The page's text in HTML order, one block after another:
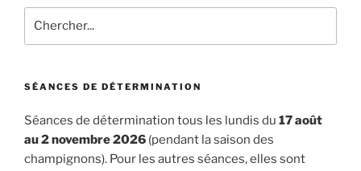
SÉANCES DE DÉTERMINATION
Séances de détermination tous les lundis du 17 août
au 2 novembre 2026 (pendant la saison des
champignons). Pour les autres séances, elles sont